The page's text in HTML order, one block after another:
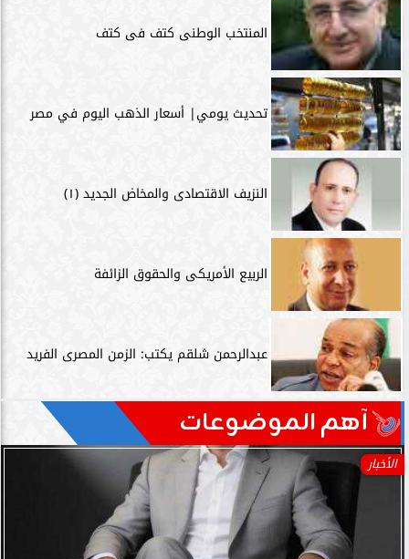
المنتخب الوطنى كتف فى كتف
تحديث يومي| أسعار الذهب اليوم في مصر
النزيف الاقتصادى والمخاض الجديد (١)
الربيع الأمريكى والحقوق الزائفة
عبدالرحمن شلقم يكتب: الزمن المصرى الفريد
آهم الموضوعات
الأخبار